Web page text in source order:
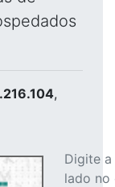
,
Digite
lado no